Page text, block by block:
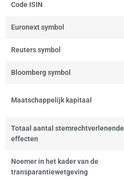
Code ISIN
Euronext symbol
Reuters symbol
Bloomberg symbol
Maatschappelijk kapitaal
Totaal aantal stemrechtverlenende
effecten
Noemer in het kader van de
transparantiewetgeving